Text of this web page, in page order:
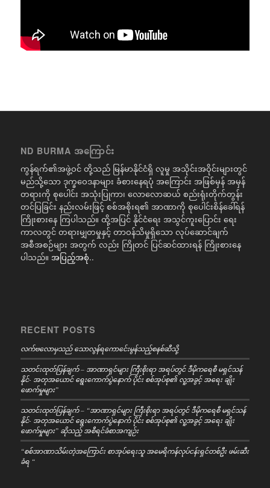
ND BURMA အကြောင်း
ကွန်ရက်၏အဖွဲ့ဝင် တို့သည် မြန်မာနိုင်ငံရှိ လူမှု အသိုင်းအဝိုင်းများတွင်
မည်သို့သော ဒုက္ခဝေဒနာများ ခံစားနေရပုံ အကြောင်း အဖြစ်မှန် အမှန်
တရားကို စုပေါင်း အသုံးပြုကာ၊ လောလောဆယ် စည်းရုံးတိုက်တွန်း
တင်ပြခြင်း နည်းလမ်းဖြင့် စစ်အစိုးရ၏ အာဏာကို စုပေါင်းစိန်ခေါ်ရန်
ကြိုးစားနေ ကြပါသည်။ ထို့အပြင် နိုင်ငံရေး အသွင်ကူးပြောင်း ရေး
ကာလတွင် တရားမျှတမှုနှင့် တာဝန်သိမှုရှိသော လုပ်ဆောင်ချက်
အစီအစဉ်များ အတွက် လည်း ကြိုတင် ပြင်ဆင်ထားရန် ကြိုးစားနေ
ပါသည်။ အပြည့်အစုံ..
RECENT POSTS
လက်ဗလောမှသည် သောလွန်ရကောင်ေးမွန်သည့်စနစ်ဆီသို့
သတင်းထုတ်ပြန်ချက် – အာဏာရှင်များ ကြီးစိုးရာ အရပ်တွင် ဒီမိုကရေစီ မရှင်သန်
နိုင်- အတုအယောင် ရွေးကောက်ပွဲနောက် ပိုင်း စစ်အုပ်စု၏ လူ့အခွင့် အရေး ချိုး
ဖောက်မှုများ”
သတင်းထုတ်ပြန်ချက် – “အာဏာရှင်များ ကြီးစိုးရာ အရပ်တွင် ဒီမိုကရေစီ မရှင်သန်
နိုင်- အတုအယောင် ရွေးကောက်ပွဲနောက် ပိုင်း စစ်အုပ်စု၏ လူ့အခွင့် အရေး ချိုး
ဖောက်မှုများ” ဆိုသည့် အစီရင်ခံစာအကျဉ်း
“စစ်အာဏာသိမ်းတဲ့အကြောင်း စာအုပ်ရေးသူ အမေရိကန်လုပ်ငန်းရှင်တစ်ဦး ဖမ်းဆီး
ခံရ “